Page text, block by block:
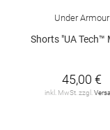
Under Armour
Shorts "UA Tech™
45,00 €
inkl. MwSt. zzgl.